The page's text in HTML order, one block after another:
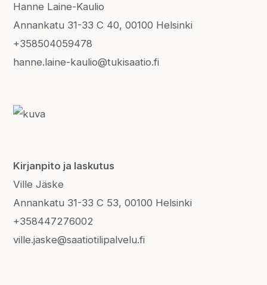
Hanne Laine-Kaulio
Annankatu 31-33 C 40, 00100 Helsinki
+358504059478
hanne.laine-kaulio@tukisaatio.fi
Kirjanpito ja laskutus
Ville Jäske
Annankatu 31-33 C 53, 00100 Helsinki
+358447276002
ville.jaske@saatiotilipalvelu.fi